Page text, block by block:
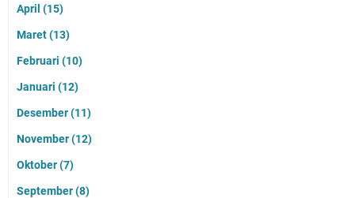
April (15)
Maret(13)
Februari (10)
Januari (12)
Desember(11)
November(12)
Oktober(7)
September(8)